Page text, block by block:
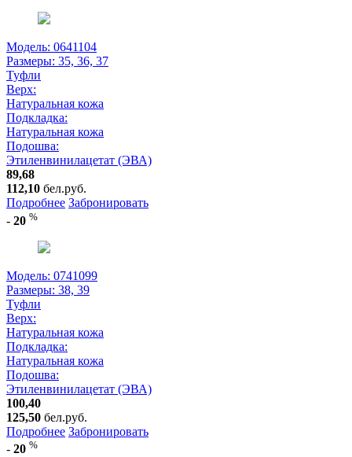
Модель: 0641104
Размеры: 35, 36, 37
Туфли
Верх:
Натуральная кожа
Подкладка:
Натуральная кожа
Подошва:
Этиленвинилацетат (ЭВА)
89,68
112,10 бел.руб.
Подробнее Забронировать
- 20 %
Модель: 0741099
Размеры: 38, 39
Туфли
Верх:
Натуральная кожа
Подкладка:
Натуральная кожа
Подошва:
Этиленвинилацетат (ЭВА)
100,40
125,50 бел.руб.
Подробнее Забронировать
- 20 %